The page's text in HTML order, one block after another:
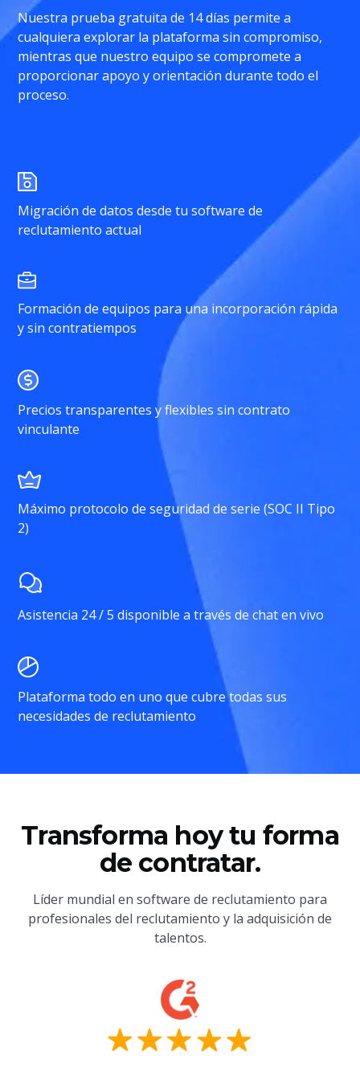
Nuestra prueba gratuita de 14 días permite a
cualquiera explorar la plataforma sin compromiso,
mientras que nuestro equipo se compromete a
proporcionar apoyo y orientación durante todo el
proceso.
Migración de datos desde tu software de
reclutamiento actual
Formación de equipos para una incorporación rápida
y sin contratiempos
Precios transparentes y flexibles sin contrato
vinculante
Máximo protocolo de seguridad de serie (SOC II Tipo
2)
Asistencia 24 / 5 disponible a través de chat en vivo
Plataforma todo en uno que cubre todas sus
necesidades de reclutamiento
Transforma hoy tu forma
de contratar.
Líder mundial en software de reclutamiento para
profesionales del reclutamiento y la adquisición de
talentos.